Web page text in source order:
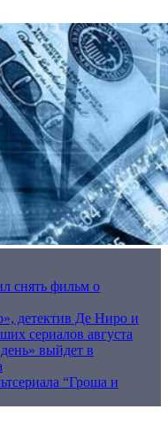
снять фильм о
детектив Де Ниро и
сериалов августа
выйдет в
“Гроша и